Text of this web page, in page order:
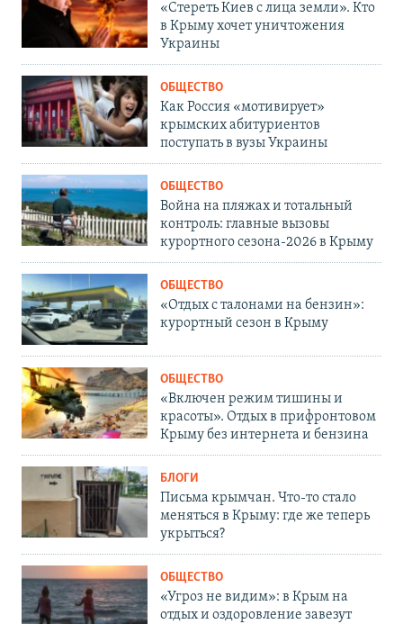
«Стереть Киев с лица земли». Кто
в Крыму хочет уничтожения
Украины
ОБЩЕСТВО
Как Россия «мотивирует»
крымских абитуриентов
поступать в вузы Украины
ОБЩЕСТВО
Война на пляжах и тотальный
контроль: главные вызовы
курортного сезона-2026 в Крыму
ОБЩЕСТВО
«Отдых с талонами на бензин»:
курортный сезон в Крыму
ОБЩЕСТВО
«Включен режим тишины и
красоты». Отдых в прифронтовом
Крыму без интернета и бензина
БЛОГИ
Письма крымчан. Что-то стало
меняться в Крыму: где же теперь
укрыться?
ОБЩЕСТВО
«Угроз не видим»: в Крым на
отдых и оздоровление завезут